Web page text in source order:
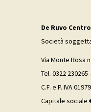
De Ruvo
Società
Via Monte Rosa
Tel. 0322
C.F. e P. IVA
Capitale sociale